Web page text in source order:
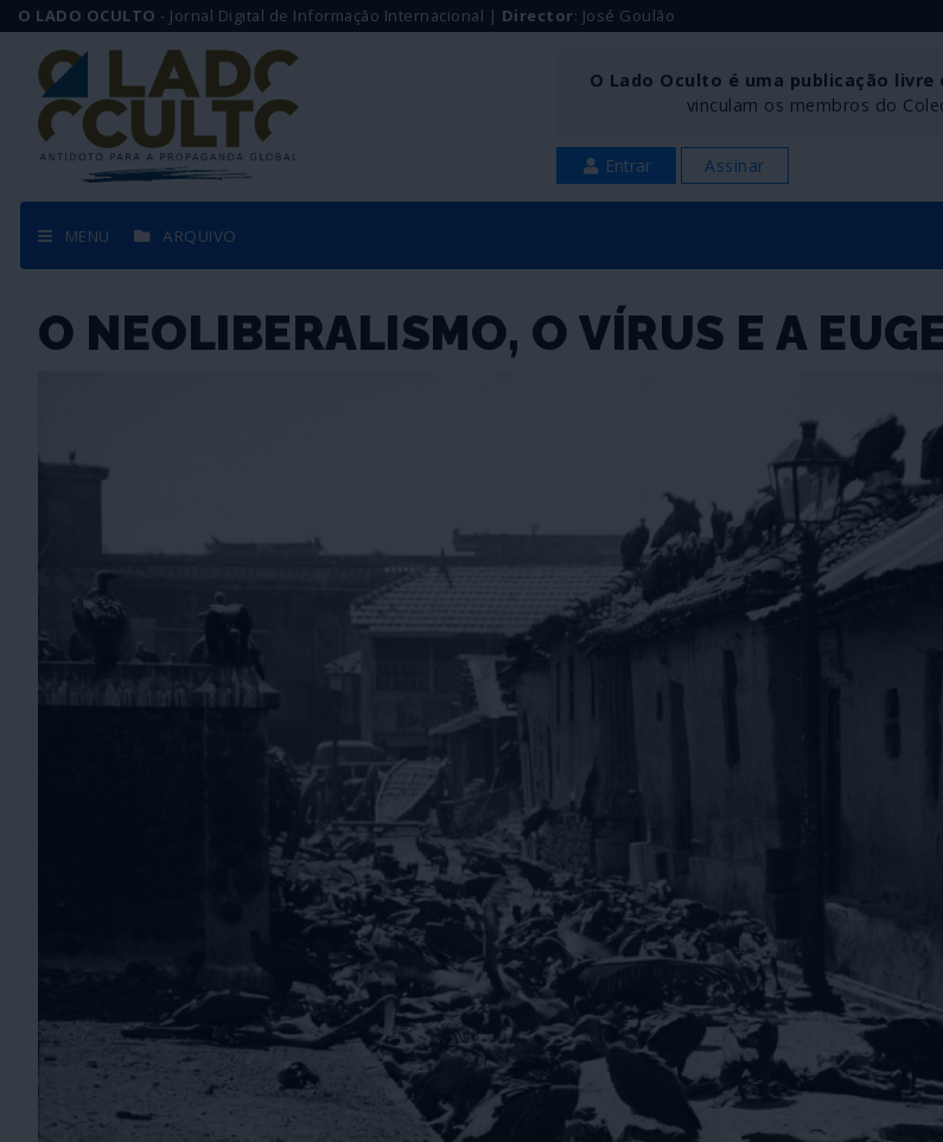
O LADO OCULTO - Jornal Digital de Informação Internacional | Director: José Goulão
O Lado Oculto é uma publicação livre
vinculam os membros do
Entrar Assinar
MENU ARQUIVO
O NEOLIBERALISMO, O VÍRUS E A